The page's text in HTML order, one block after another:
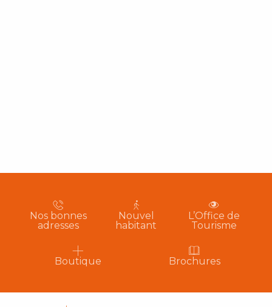
Nos bonnes
adresses
Nouvel
habitant
L’Office de
Tourisme
Boutique Brochures